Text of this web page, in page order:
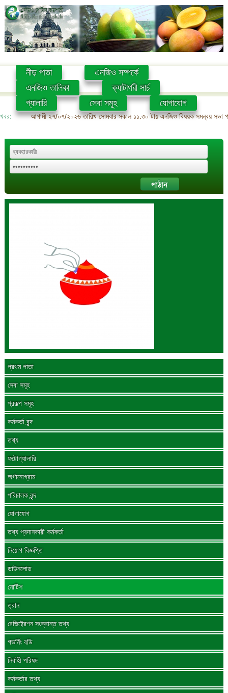
নীড় পাতা
এনজিও সম্পর্কে
এনজিও তালিকা
ক্যাটাগরী সার্চ
গ্যালারি
সেবা সমূহ যোগাযোগ
খবর: আগামী ২৭/০৭/২০২৬ তারিখ সোমবার সকাল ১১.৩০ টায় এনজিও বিষয়ক সমন্বয় সভা
প্রথম পাতা
সেবা সমূহ
প্রকল্প সমূহ
কর্মকর্তা বৃন্দ
তথ্য
ফটোগ্যালারি
অর্গানোগ্রাম
পরিচালক বৃন্দ
যোগাযোগ
তথ্য প্রদানকারী কর্মকর্তা
নিয়োগ বিজ্ঞপ্তি
ডাউনলোড
নোটিশ
ত্রান
রেজিষ্ট্রেশন সংক্রান্ত তথ্য
গভর্নিং বডি
নির্বাহী পরিষদ
কর্মকর্তার তথ্য